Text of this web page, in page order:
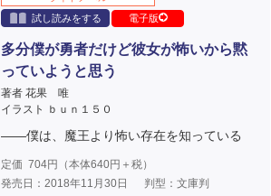
試し読みをする
電子版
多分僕が勇者だけど彼女が怖いから黙
っていようと思う
著者 花果 唯
イラスト ｂｕｎ１５０
――僕は、魔王より怖い存在を知っている
定価 704円（本体640円＋税）
発売日：2018年11月30日
判型：文庫判